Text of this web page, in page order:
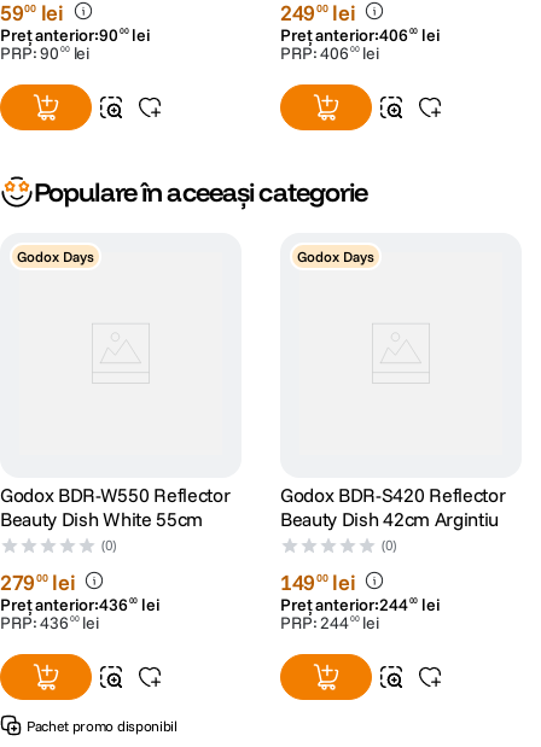
5900 lei
Preț anterior:90 00 lei
PRP:90 00 lei
24900 lei
Preț anterior:40600 lei
PRP:406 00 lei
Populare în aceeași categorie
Godox Days
Godox BDR-W550 Reflector
Beauty Dish White 55cm
(0)
27900 lei
Preț anterior:43600 lei
PRP:436 00 lei
Pachet promo disponibil
Godox Days
Godox BDR-S420 Reflector
Beauty Dish 42cm Argintiu
(0)
14900 lei
Preț anterior:24400 lei
PRP:24400 lei